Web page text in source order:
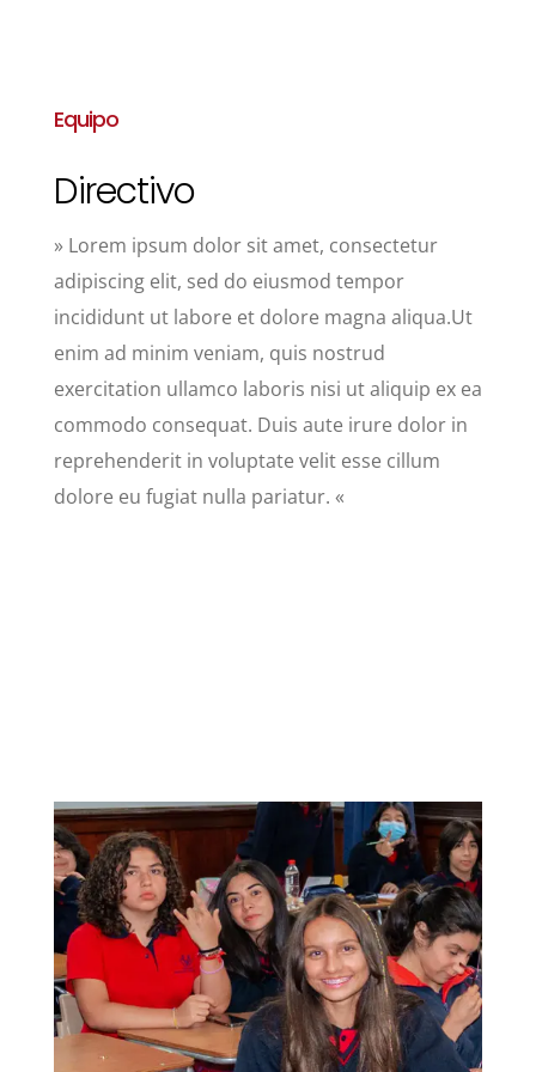
Equipo
Directivo
» Lorem ipsum dolor sit amet, consectetur
adipiscing elit, sed do eiusmod tempor
incididunt ut labore et dolore magna aliqua.Ut
enim ad minim veniam, quis nostrud
exercitation ullamco laboris nisi ut aliquip ex ea
commodo consequat. Duis aute irure dolor in
reprehenderit in voluptate velit esse cillum
dolore eu fugiat nulla pariatur. «